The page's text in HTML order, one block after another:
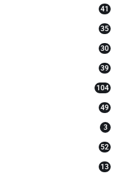
41
35
30
39
104
49
3
52
13